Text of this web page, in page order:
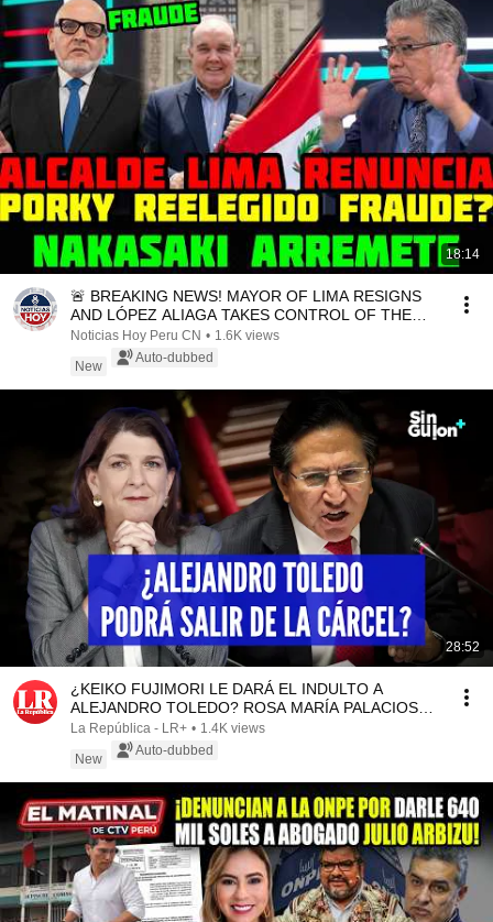
18:14
🚨 BREAKING NEWS! MAYOR OF LIMA RESIGNS
AND LÓPEZ ALIAGA TAKES CONTROL OF THE
MUNICIPALITY
Noticias Hoy Peru CN • 1.6K views
New
Auto-dubbed
28:52
¿KEIKO FUJIMORI LE DARÁ EL INDULTO A
ALEJANDRO TOLEDO? ROSA MARÍA PALACIOS
LO ANALIZA | SIN GUION
La República - LR+ • 1.4K views
New
Auto-dubbed